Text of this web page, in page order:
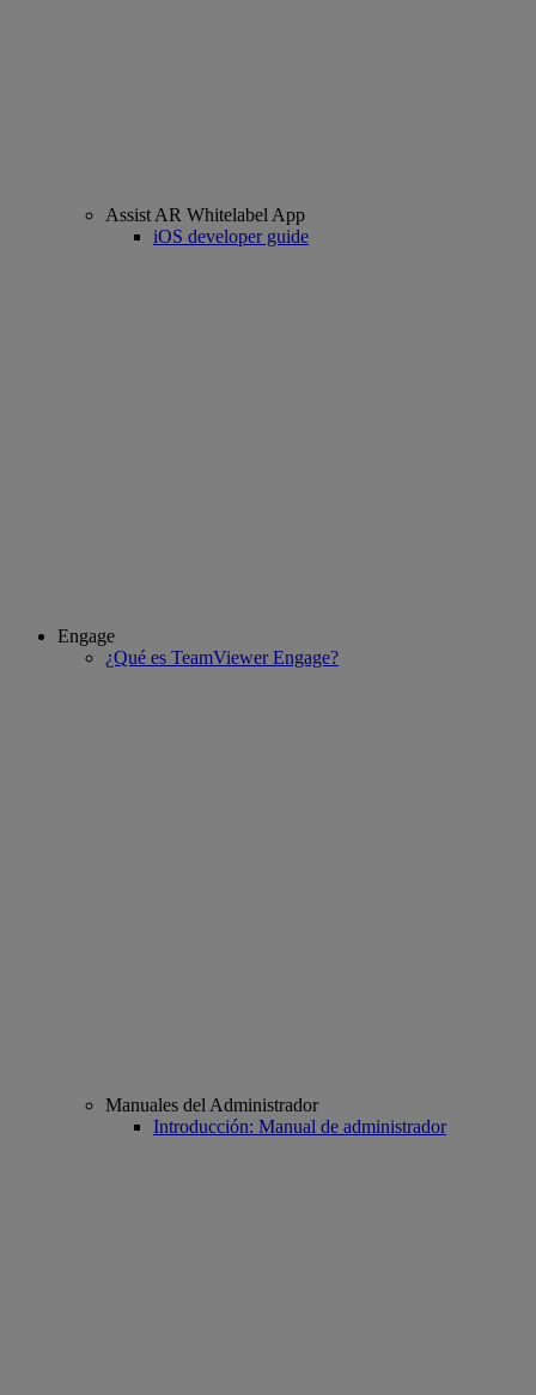
Assist AR Whitelabel App
iOS developer guide
Engage
¿Qué es TeamViewer Engage?
Manuales del Administrador
Introducción: Manual de administrador